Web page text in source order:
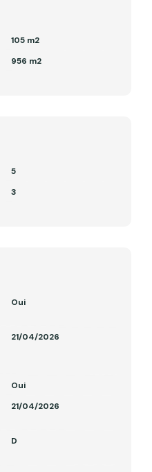
105 m2
956 m2
5
3
Oui
21/04/2026
Oui
21/04/2026
D